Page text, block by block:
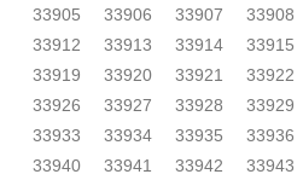
33905
33906 33907 33908
33912
33913 33914 33915
33919
33920 33921 33922
33926
33927 33928 33929
33933
33934 33935 33936
33940
33941 33942 33943